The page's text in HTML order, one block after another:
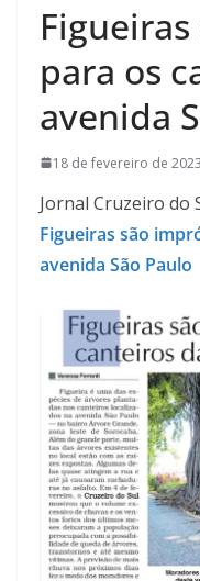
para os
avenida
18 de fevereiro de 2023
Jornal Cruzeiro do
Figueiras são
avenida São Paulo